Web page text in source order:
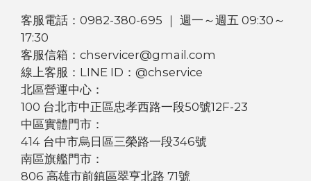
客服電話：0982-380-695 ｜ 週一～週五 09:30～
17:30
客服信箱：chservicer@gmail.com
線上客服：LINE ID：@chservice
北區營運中心：
100 台北市中正區忠孝西路一段50號12F-23
中區實體門市：
414 台中市烏日區三榮路一段346號
南區旗艦門市：
806 高雄市前鎮區翠亨北路 71號